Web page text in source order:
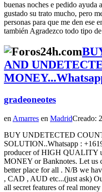
buenas noches e pedido ayuda
gustado su trato mucho, pero
personas para que me den ese
también Agradezco todo tipo
AND
gradeoneotes
en Amarres en MadridCreado:
BUY UNDETECTED
SOLUTION..Whatsapp :
producer of HIGH QUALITY
MONEY or Banknotes. Let us
better place for all . N/B we
, CAD , AUD etc...(just ask)
all secret features of real